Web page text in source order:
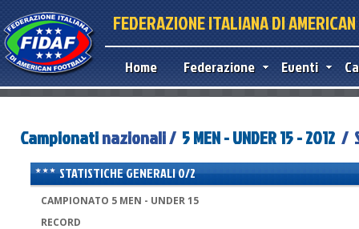
FEDERAZIONE ITALIANA DI
Home Federazione Eventi
Campionatinazionali / 5 MEN - UNDER 15 - 2012 /
STATISTICHE GENERALI 0/2
CAMPIONATO 5 MEN - UNDER 15
RECORD